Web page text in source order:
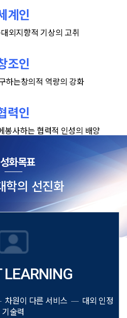
계인
대외지향적 기상의 고취
조인
하는창의적 역량의 강화
력인
봉사하는 협력적 인성의 배양
화목표
학의 선진화
LEARNING
차원이 다른 서비스
대외 인정
기술력